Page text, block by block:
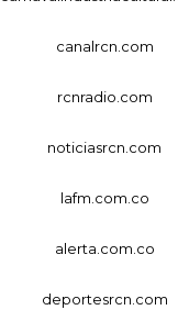
canalrcn.com
rcnradio.com
noticiasrcn.com
lafm.com.co
alerta.com.co
deportesrcn.com